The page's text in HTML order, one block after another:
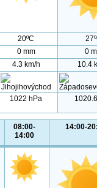
20ºC
0 mm 0
4.3 km/h 10.4
1022 hPa
08:00-
14:00
14:00-